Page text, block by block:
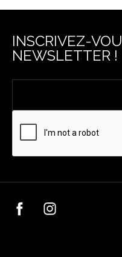
INSCRIVEZ-
NEWSLETTER !